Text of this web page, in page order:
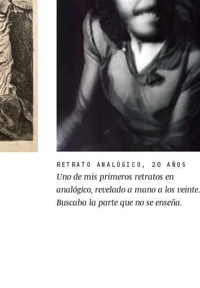
RETRATO ANALÓGICO, 20 AÑOS
Uno de mis primeros retratos en
analógico, revelado a mano a los veinte.
Buscaba la parte que no se enseña.